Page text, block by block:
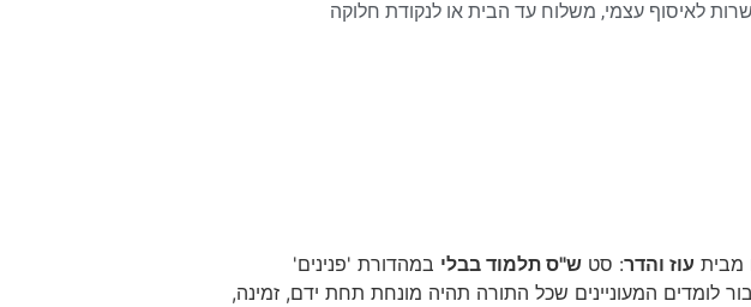
לאיסוף עצמי, משלוח עד הבית או לנקודת חלוקה
מבית עוז והדר: סט ש"ס תלמוד בבלי במהדורת 'פנינים'
זו תוכננה בקפידה עבור לומדים המעוניינים שכל התורה תהיה מונחת תחת ידם, זמינה,